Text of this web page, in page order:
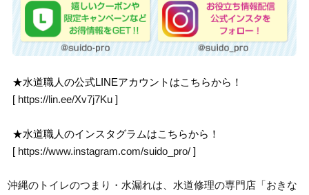
★水道職人の公式LINEアカウントはこちらから！
[ https://lin.ee/Xv7j7Ku ]
★水道職人のインスタグラムはこちらから！
[ https://www.instagram.com/suido_pro/ ]
沖縄のトイレのつまり・水漏れは、水道修理の専門店「おきな